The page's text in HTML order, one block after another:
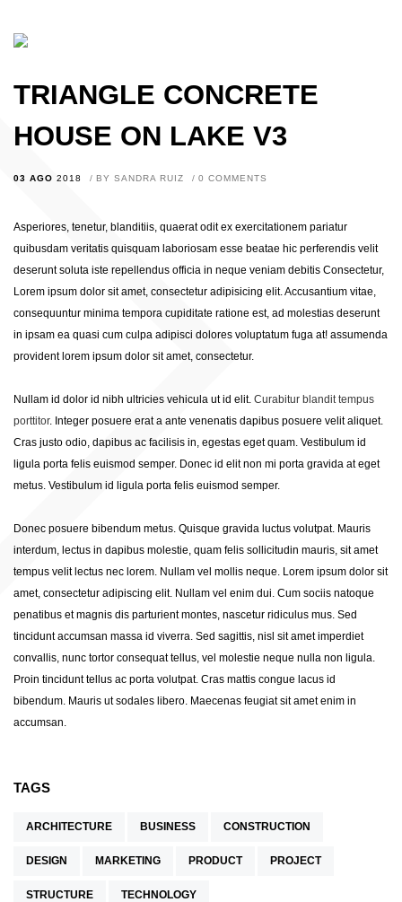
TRIANGLE CONCRETE
HOUSE ON LAKE V3
03 AGO 2018 BY SANDRA RUIZ 0 COMMENTS
Asperiores, tenetur, blanditiis, quaerat odit ex exercitationem pariatur
quibusdam veritatis quisquam laboriosam esse beatae hic perferendis velit
deserunt soluta iste repellendus officia in neque veniam debitis Consectetur,
Lorem ipsum dolor sit amet, consectetur adipisicing elit. Accusantium vitae,
consequuntur minima tempora cupiditate ratione est, ad molestias deserunt
in ipsam ea quasi cum culpa adipisci dolores voluptatum fuga at! assumenda
provident lorem ipsum dolor sit amet, consectetur.
Nullam id dolor id nibh ultricies vehicula ut id elit. Curabitur blandit tempus
porttitor. Integer posuere erat a ante venenatis dapibus posuere velit aliquet.
Cras justo odio, dapibus ac facilisis in, egestas eget quam. Vestibulum id
ligula porta felis euismod semper. Donec id elit non mi porta gravida at eget
metus. Vestibulum id ligula porta felis euismod semper.
Donec posuere bibendum metus. Quisque gravida luctus volutpat. Mauris
interdum, lectus in dapibus molestie, quam felis sollicitudin mauris, sit amet
tempus velit lectus nec lorem. Nullam vel mollis neque. Lorem ipsum dolor sit
amet, consectetur adipiscing elit. Nullam vel enim dui. Cum sociis natoque
penatibus et magnis dis parturient montes, nascetur ridiculus mus. Sed
tincidunt accumsan massa id viverra. Sed sagittis, nisl sit amet imperdiet
convallis, nunc tortor consequat tellus, vel molestie neque nulla non ligula.
Proin tincidunt tellus ac porta volutpat. Cras mattis congue lacus id
bibendum. Mauris ut sodales libero. Maecenas feugiat sit amet enim in
accumsan.
TAGS
ARCHITECTURE BUSINESS CONSTRUCTION
DESIGN MARKETING PRODUCT PROJECT
STRUCTURE TECHNOLOGY